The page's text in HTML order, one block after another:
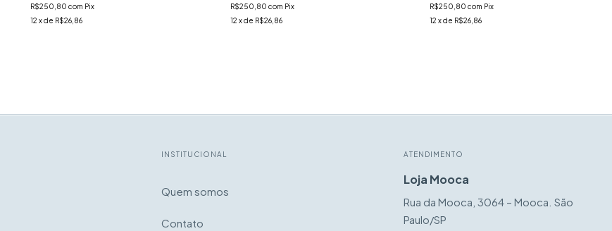
R$250,80 com Pix
12 x de R$26,86
R$250,80 com Pix
12 x de R$26,86
R$250,80com Pix
12 x de R$26,86
INSTITUCIONAL
Quem somos
Contato
ATENDIMENTO
Loja Mooca
Rua da Mooca, 3064 – Mooca. São
Paulo/SP